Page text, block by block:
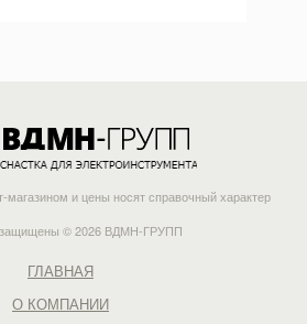
магазином и цены носят справочный характер
защищены © 2026 ВДМН-ГРУПП
ГЛАВНАЯ
О КОМПАНИИ